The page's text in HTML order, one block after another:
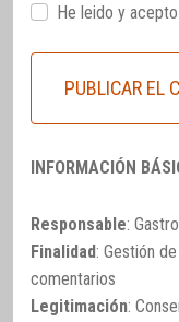
He leido y
INFORMACIÓN
Responsable:
Finalidad: Gestión
comentarios
Legitimación: